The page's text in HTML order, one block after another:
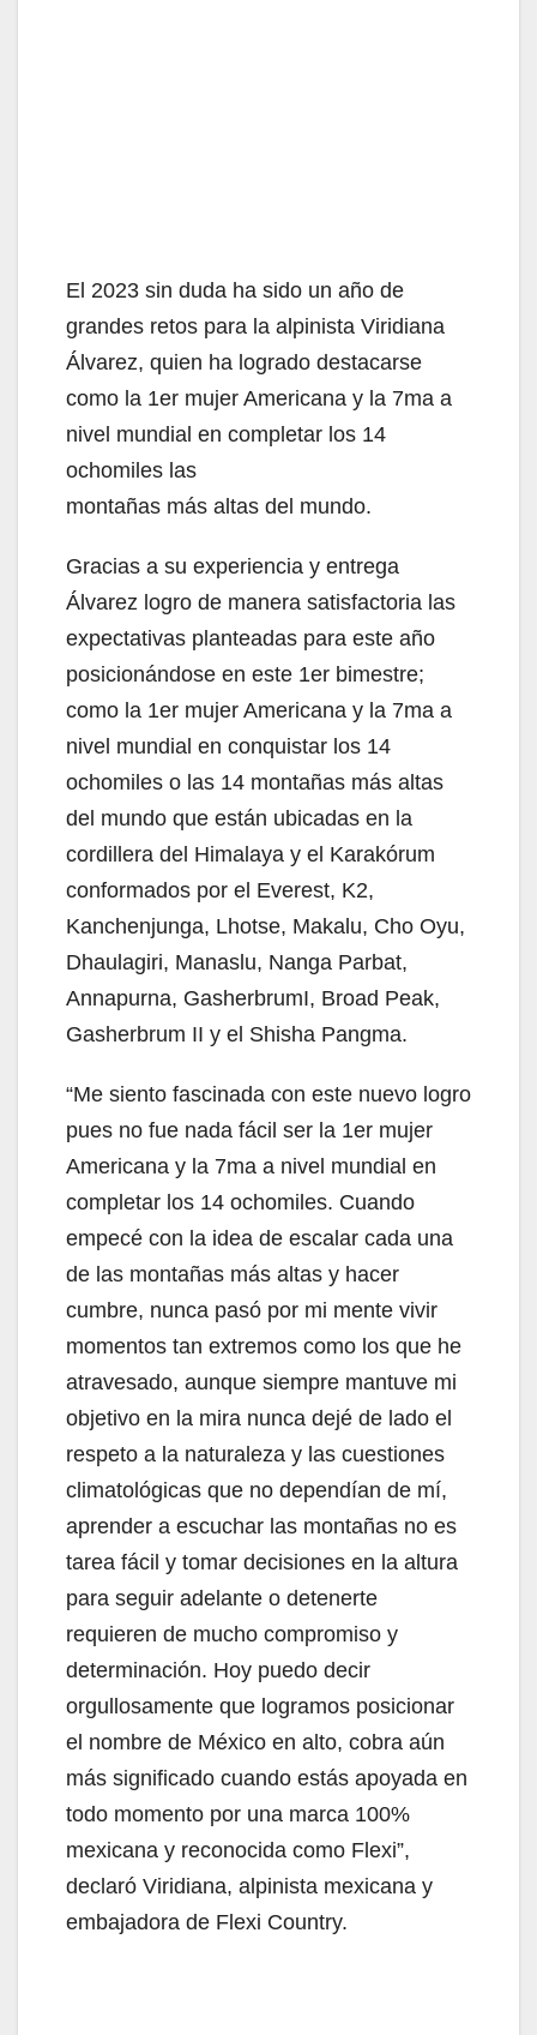
El 2023 sin duda ha sido un año de
grandes retos para la alpinista Viridiana
Álvarez, quien ha logrado destacarse
como la 1er mujer Americana y la 7ma a
nivel mundial en completar los 14
ochomiles las
montañas más altas del mundo.
Gracias a su experiencia y entrega
Álvarez logro de manera satisfactoria las
expectativas planteadas para este año
posicionándose en este 1er bimestre;
como la 1er mujer Americana y la 7ma a
nivel mundial en conquistar los 14
ochomiles o las 14 montañas más altas
del mundo que están ubicadas en la
cordillera del Himalaya y el Karakórum
conformados por el Everest, K2,
Kanchenjunga, Lhotse, Makalu, Cho Oyu,
Dhaulagiri, Manaslu, Nanga Parbat,
Annapurna, GasherbrumI, Broad Peak,
Gasherbrum II y el Shisha Pangma.
“Me siento fascinada con este nuevo logro
pues no fue nada fácil ser la 1er mujer
Americana y la 7ma a nivel mundial en
completar los 14 ochomiles. Cuando
empecé con la idea de escalar cada una
de las montañas más altas y hacer
cumbre, nunca pasó por mi mente vivir
momentos tan extremos como los que he
atravesado, aunque siempre mantuve mi
objetivo en la mira nunca dejé de lado el
respeto a la naturaleza y las cuestiones
climatológicas que no dependían de mí,
aprender a escuchar las montañas no es
tarea fácil y tomar decisiones en la altura
para seguir adelante o detenerte
requieren de mucho compromiso y
determinación. Hoy puedo decir
orgullosamente que logramos posicionar
el nombre de México en alto, cobra aún
más significado cuando estás apoyada en
todo momento por una marca 100%
mexicana y reconocida como Flexi”,
declaró Viridiana, alpinista mexicana y
embajadora de Flexi Country.